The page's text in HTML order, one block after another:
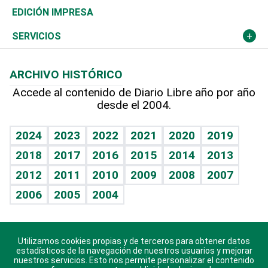
Caribe
Resto del mundo
Global y variable
Economía personal
Novedades
Podcast Arte Libre
Hablando con el pediatra
Vida y familia
Eñe
Celebrando la vida
Sin complejos
En pocas palabras
Escuchando al corazón
Olimpismo
Más deportes
Línea de hit
TBT Deportivo
Noticiero Poteleche
Columnistas
Más firmas
Martes de tecnología
Cambio climático
Deportes
Opinión
Hecho en casa
Guía del dinero
EDICIÓN IMPRESA
SERVICIOS
Cumpleaños
Horóscopos
Juegos
ARCHIVO HISTÓRICO
Accede al contenido de Diario Libre año por año
desde el 2004.
2024 2023 2022 2021 2020
2019
2018
2017 2016 2015 2014
2013
2012
2011 2010 2009 2008
2007
2006
2005 2004
Descarga nuestras aplicaciones para Android, iOS y
sistema Huawei.
Utilizamos cookies propias y de terceros para obtener datos
estadísticos de la navegación de nuestros usuarios y mejorar
nuestros servicios. Esto nos permite personalizar el contenido